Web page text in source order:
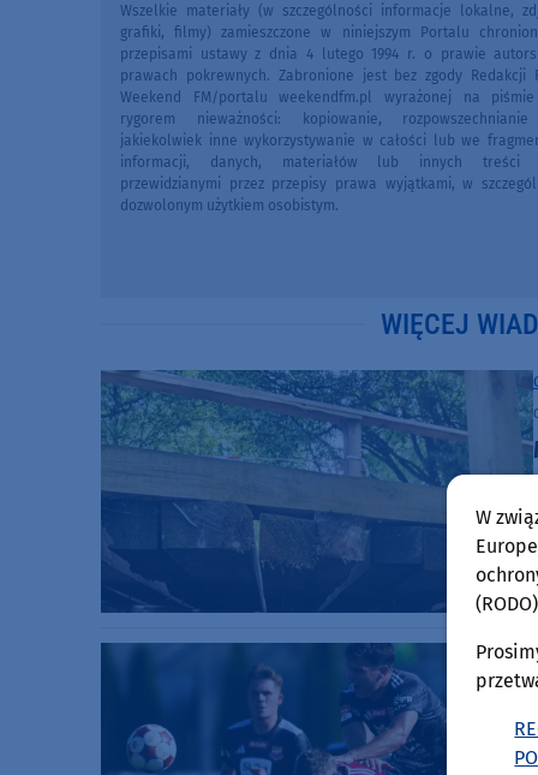
Wszelkie materiały (w szczególności informacje lokalne,
grafiki, filmy) zamieszczone w niniejszym Portalu
przepisami ustawy z dnia 4 lutego 1994 r. o prawie
prawach pokrewnych. Zabronione jest bez zgody Redakcji
Weekend FM/portalu weekendfm.pl wyrażonej na
rygorem nieważności: kopiowanie,
jakiekolwiek inne wykorzystywanie w całości lub we
informacji, danych, materiałów lub innych treści
przewidzianymi przez przepisy prawa wyjątkami, w
dozwolonym użytkiem osobistym.
WIĘCEJ
W